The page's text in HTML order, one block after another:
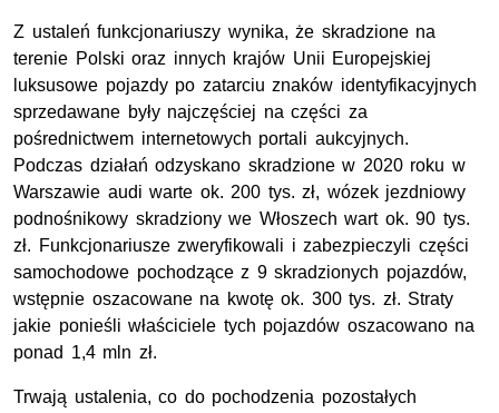
Z ustaleń funkcjonariuszy wynika, że skradzione na
terenie Polski oraz innych krajów Unii Europejskiej
luksusowe pojazdy po zatarciu znaków identyfikacyjnych
sprzedawane były najczęściej na części za
pośrednictwem internetowych portali aukcyjnych.
Podczas działań odzyskano skradzione w 2020 roku w
Warszawie audi warte ok. 200 tys. zł, wózek jezdniowy
podnośnikowy skradziony we Włoszech wart ok. 90 tys.
zł. Funkcjonariusze zweryfikowali i zabezpieczyli części
samochodowe pochodzące z 9 skradzionych pojazdów,
wstępnie oszacowane na kwotę ok. 300 tys. zł. Straty
jakie ponieśli właściciele tych pojazdów oszacowano na
ponad 1,4 mln zł.
Trwają ustalenia, co do pochodzenia pozostałych